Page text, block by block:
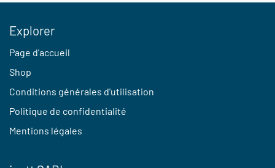
Explorer
Page d'accueil
Shop
Conditions générales d'utilisation
Politique de confidentialité
Mentions légales